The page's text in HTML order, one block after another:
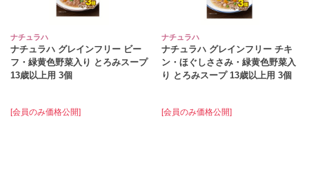
ナチュラハ
ナチュラハ グレインフリー ビー
フ・緑黄色野菜入り とろみスープ
13歳以上用 3個
[会員のみ価格公開]
ナチュラハ
ナチュラハ グレインフリー チキ
ン・ほぐしささみ・緑黄色野菜入
り とろみスープ 13歳以上用 3個
[会員のみ価格公開]